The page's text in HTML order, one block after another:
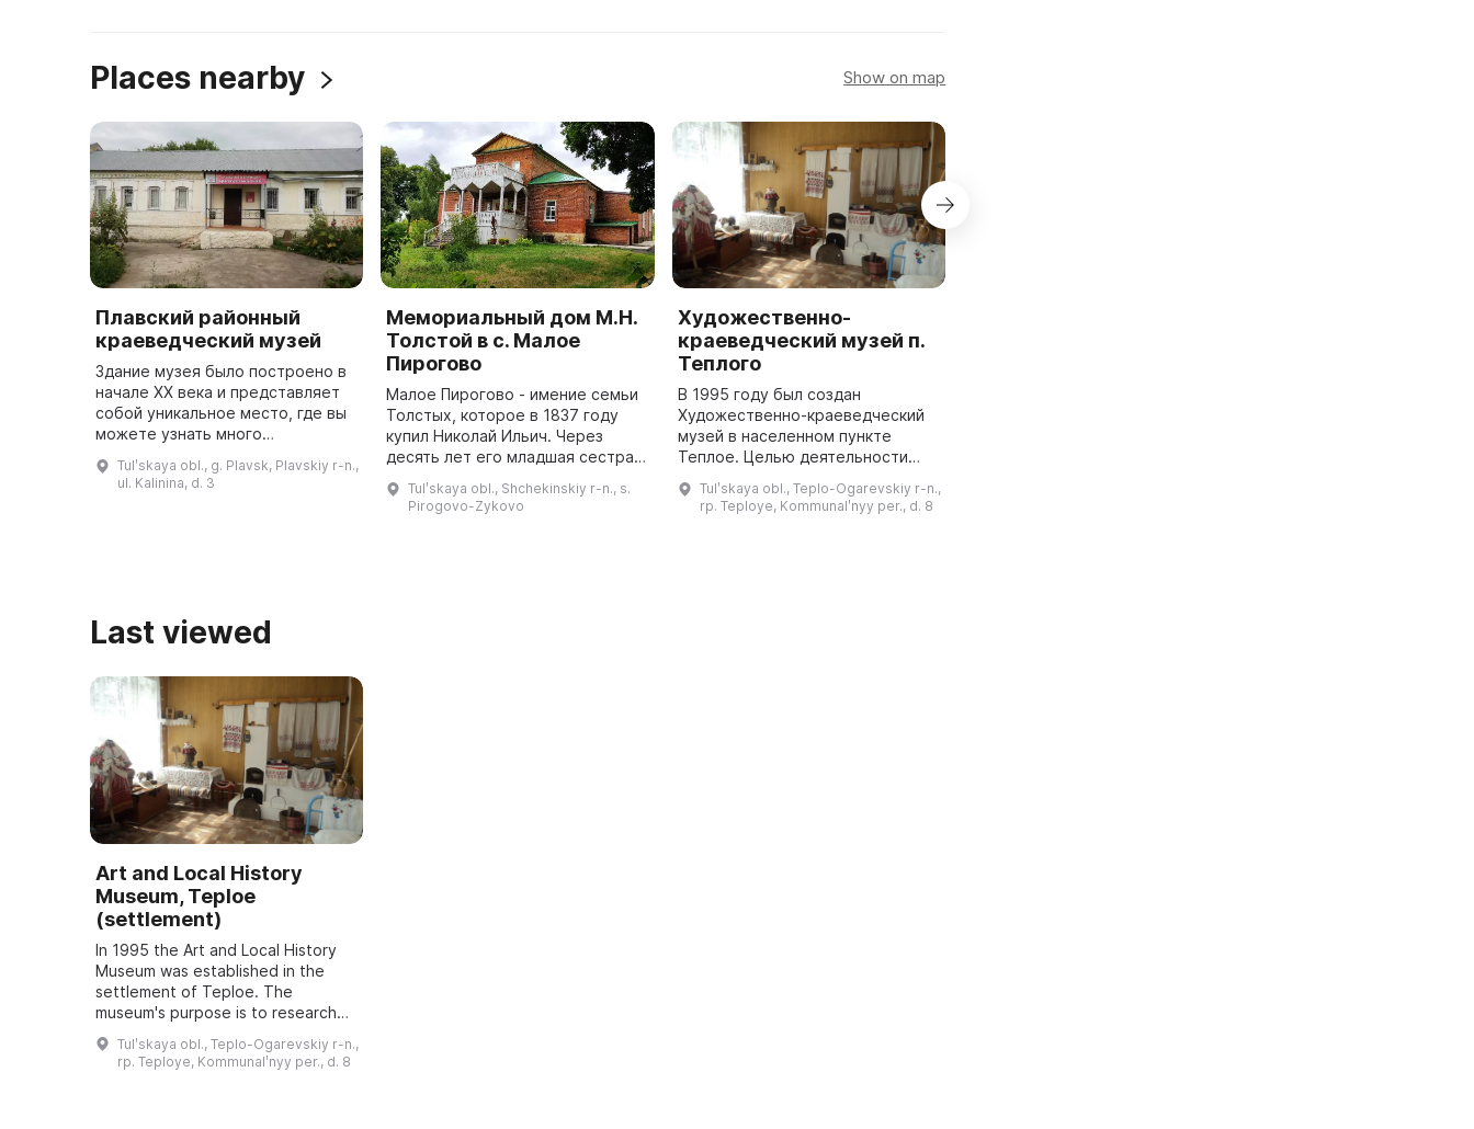
Places nearby Show on map
Плавский районный
краеведческий музей
Здание музея было построено в
начале XX века и представляет
собой уникальное место, где вы
можете узнать много
Гагариных, их роли в развитии
села Сергиевского (ныне г.
Tulʹskaya obl., g. Plavsk, Plavskiy r-n.,
ul. Kalinina, d. 3
Мемориальный дом М.Н.
Толстой в с. Малое
Пирогово
Малое Пирогово - имение семьи
Толстых, которое в 1837 году
купил Николай Ильич. Через
десять лет его младшая сестра
в качестве наследства. Здесь
Tulʹskaya obl., Shchekinskiy r-n., s.
Pirogovo-Zykovo
Художественно-
краеведческий музей п.
Теплого
В 1995 году был создан
Художественно-краеведческий
музей в населенном пункте
Теплое. Целью деятельности
представление истории,
природы и культуры
Tulʹskaya obl., Teplo-Ogarevskiy r-n.,
rp. Teploye, Kommunalʹnyy per., d. 8
Last viewed
Art and Local History
Museum, Teploe
(settlement)
In 1995 the Art and Local History
Museum was established in the
settlement of Teploe. The
museum's purpose is to research
and present the history, nature
and culture of the Teplo-
Ogarevsky District. T...
Tulʹskaya obl., Teplo-Ogarevskiy r-n.,
rp. Teploye, Kommunalʹnyy per., d. 8